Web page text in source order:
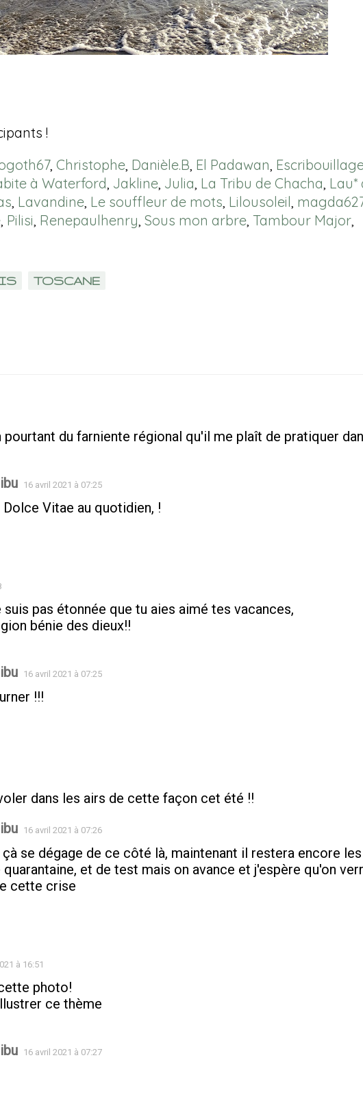
!
, Christophe, Danièle.B El Padawan
à Waterford Jakline, Julia La Tribu de Chacha Lau*
Lavandine, Le souffleur de mots Lilousoleil
, Pilisi Renepaulhenry Sous mon arbre, Tambour Major,
TOSCANE
du farniente régional qu'il me plaît de pratiquer
16 avril 2021 à 07:25
Vitae au quotidien, !
pas étonnée que tu aies aimé tes vacances,
bénie des dieux!!
16 avril 2021 à 07:25
!!!
dans les airs de cette façon cet été !!
16 avril 2021 à 07:26
se dégage de ce côté là, maintenant il restera encore les
et de test mais on avance et j'espère qu'on
cette crise
à 16:51
photo!
ce thème
16 avril 2021 à 07:27